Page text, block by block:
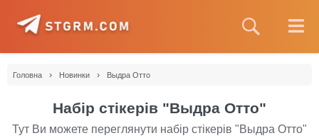
Головна › Новинки › Выдра Отто
Набір стікерів "Выдра Отто"
Тут Ви можете переглянути набір стікерів "Выдра Отто"